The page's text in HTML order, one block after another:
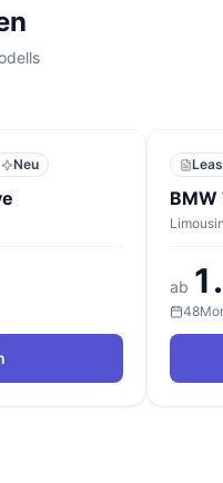
Neu
ab
48